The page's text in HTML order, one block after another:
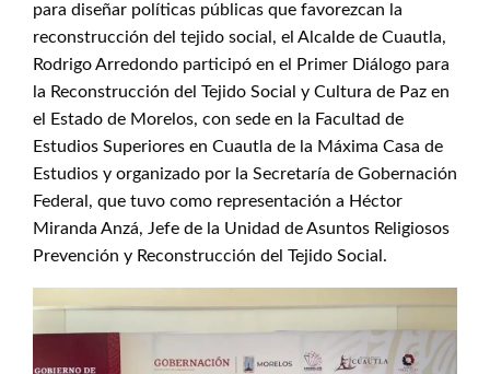
para diseñar políticas públicas que favorezcan la
reconstrucción del tejido social, el Alcalde de Cuautla,
Rodrigo Arredondo participó en el Primer Diálogo para
la Reconstrucción del Tejido Social y Cultura de Paz en
el Estado de Morelos, con sede en la Facultad de
Estudios Superiores en Cuautla de la Máxima Casa de
Estudios y organizado por la Secretaría de Gobernación
Federal, que tuvo como representación a Héctor
Miranda Anzá, Jefe de la Unidad de Asuntos Religiosos
Prevención y Reconstrucción del Tejido Social.